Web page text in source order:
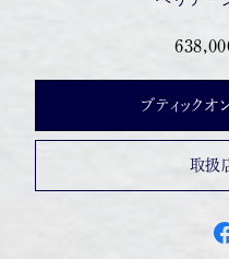
ブティックオ
取扱